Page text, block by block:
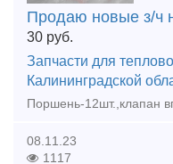
Продаю новые з/ч
30 руб.
Запчасти для
Калининградской
08.11.23
1117